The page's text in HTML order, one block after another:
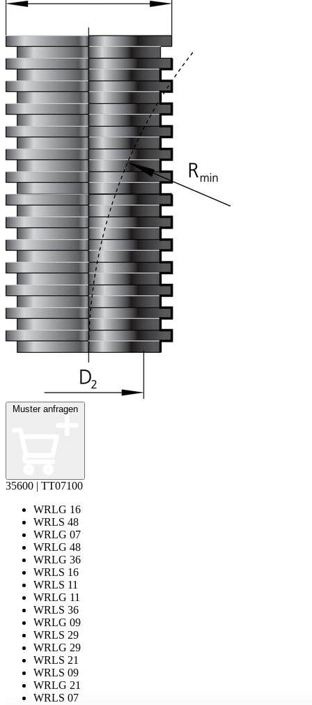
Muster anfragen
35600 | TT07100
WRLG 16
WRLS 48
WRLG 07
WRLG 48
WRLG 36
WRLS 16
WRLS 11
WRLG 11
WRLS 36
WRLG 09
WRLS 29
WRLG 29
WRLS 21
WRLS 09
WRLG 21
WRLS 07